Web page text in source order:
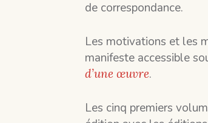
de correspondance.
Les motivations et les
manifeste accessible
d’une œuvre.
Les cinq premiers